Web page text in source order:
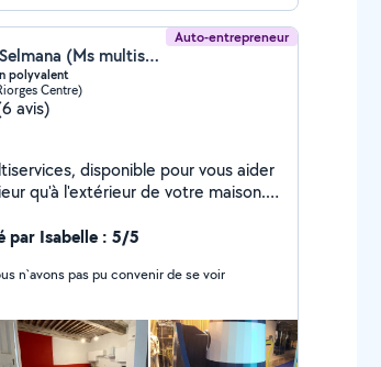
Auto-entrepreneur
Melvin Selmana (Ms multiservice)
polyvalent
Centre)
avis)
disponible pour vous aider
qu'à l'extérieur de votre maison.
propose des prestations variées,
besoins. intérieur &
bricolage, manutention, entretien
taille, débroussaillage. Travail
par Isabelle : 5/5
n`avons pas pu convenir de se voir